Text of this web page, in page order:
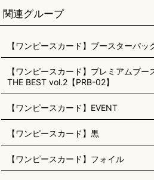
関連グループ
【ワンピースカード】ブースターパッ
【ワンピースカード】プレミアムブー
THE BEST vol.2【PRB-02】
【ワンピースカード】EVENT
【ワンピースカード】黒
【ワンピースカード】フォイル